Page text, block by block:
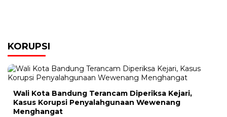
KORUPSI
Wali Kota Bandung Terancam Diperiksa Kejari,
Kasus Korupsi Penyalahgunaan Wewenang
Menghangat